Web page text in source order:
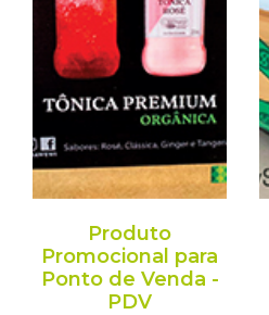
Produto
Promocional para
Ponto de Venda -
PDV